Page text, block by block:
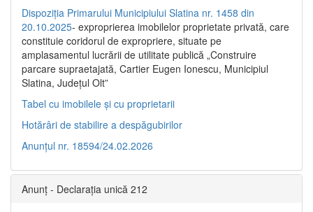
Dispoziția Primarului Municipiului Slatina nr. 1458 din
20.10.2025- exproprierea imobilelor proprietate privată, care
constituie coridorul de expropriere, situate pe
amplasamentul lucrării de utilitate publică „Construire
parcare supraetajată, Cartier Eugen Ionescu, Municipiul
Slatina, Județul Olt”
Tabel cu imobilele și cu proprietarii
Hotărâri de stabilire a despăgubirilor
Anunțul nr. 18594/24.02.2026
Anunț - Declarația unică 212